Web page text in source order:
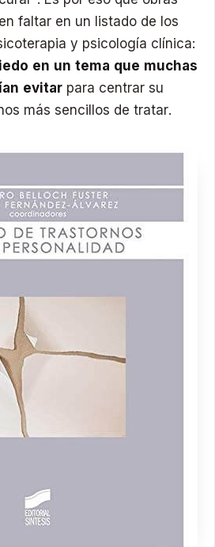
faltar en un listado de los
y psicología clínica:
en un tema que muchas
evitar para centrar su
más sencillos de tratar.